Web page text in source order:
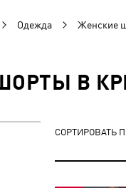
Одежда Женские
В
СОРТИРОВАТЬ